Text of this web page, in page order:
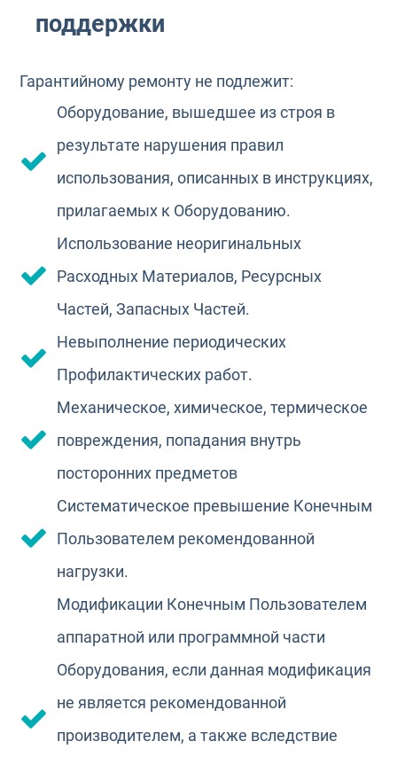
поддержки
Гарантийному ремонту не подлежит:
Оборудование, вышедшее из строя в
результате нарушения правил
использования, описанных в инструкциях,
прилагаемых к Оборудованию.
Использование неоригинальных
Расходных Материалов, Ресурсных
Частей, Запасных Частей.
Невыполнение периодических
Профилактических работ.
Механическое, химическое, термическое
повреждения, попадания внутрь
посторонних предметов
Систематическое превышение Конечным
Пользователем рекомендованной
нагрузки.
Модификации Конечным Пользователем
аппаратной или программной части
Оборудования, если данная модификация
не является рекомендованной
производителем, а также вследствие